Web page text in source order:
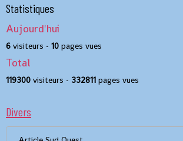
Statistiques
Aujourd'hui
6 visiteurs - 10 pages vues
Total
119300 visiteurs - 332811 pages vues
Divers